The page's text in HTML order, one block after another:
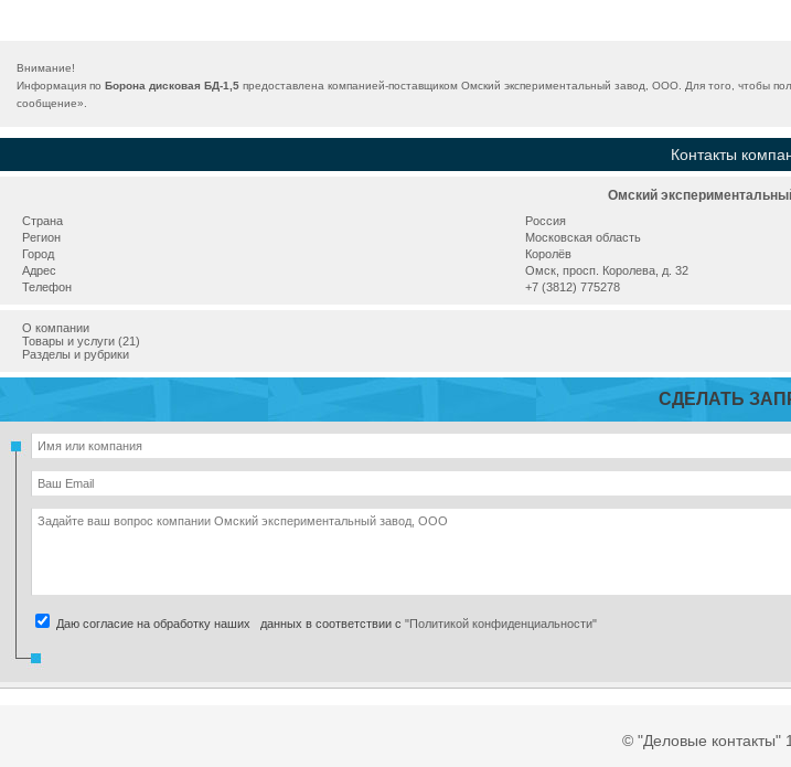
Внимание!
Информация по Борона дисковая БД-1,5 предоставлена компанией-поставщиком Омский экспериментальный завод, ООО. Для того, чтобы
сообщение».
Контакты
Омский
Страна
Россия
Регион
Московская область
Город
Королёв
Адрес
Омск, просп. Королева, д. 32
Телефон
+7 (3812) 775278
О компании
Товары и услуги (21)
Разделы и рубрики
СДЕЛАТЬ
Даю согласие на обработку наших данных в соответствии с "Политикой конфиденциальности"
© "Деловые контакты"